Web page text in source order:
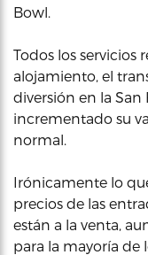
Bowl.
Todos los servicios
alojamiento, el
diversión en la San
incrementado su
normal.
Irónicamente lo
precios de las
están a la venta,
para la mayoría de